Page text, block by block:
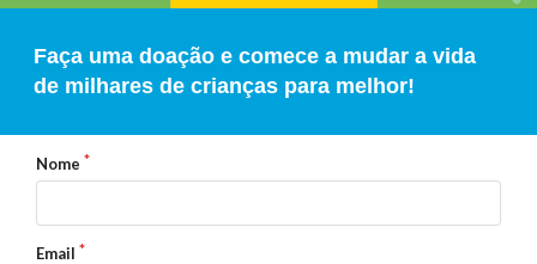
Faça uma doação e comece a mudar a vida
de milhares de crianças para melhor!
Nome
Email